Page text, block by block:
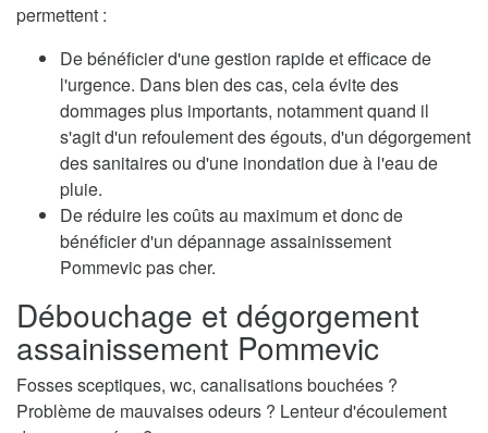
permettent :
De bénéficier d'une gestion rapide et efficace de
l'urgence. Dans bien des cas, cela évite des
dommages plus importants, notamment quand il
s'agit d'un refoulement des égouts, d'un dégorgement
des sanitaires ou d'une inondation due à l'eau de
pluie.
De réduire les coûts au maximum et donc de
bénéficier d'un dépannage assainissement
Pommevic pas cher.
Débouchage et dégorgement
assainissement Pommevic
Fosses sceptiques, wc, canalisations bouchées ?
Problème de mauvaises odeurs ? Lenteur d'écoulement